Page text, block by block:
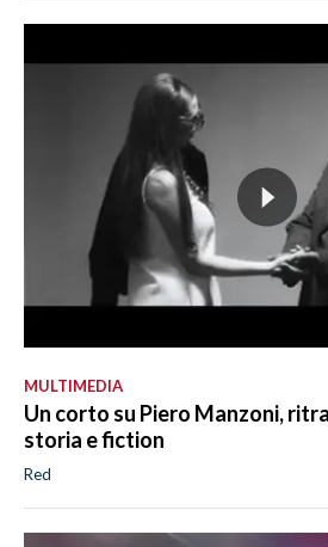
MULTIMEDIA
Un corto su Piero Manzoni,
storia e fiction
Red